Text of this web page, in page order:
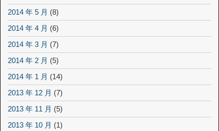
2014 年 5 月 (8)
2014 年 4 月 (6)
2014 年 3 月 (7)
2014 年 2 月 (5)
2014 年 1 月 (14)
2013 年 12 月 (7)
2013 年 11 月 (5)
2013 年 10 月 (1)